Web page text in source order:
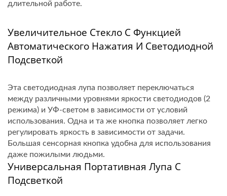
длительной работе.
Увеличительное Стекло С Функцией
Автоматического Нажатия И Светодиодной
Подсветкой
Эта светодиодная лупа позволяет переключаться
между различными уровнями яркости светодиодов (2
режима) и УФ-светом в зависимости от условий
использования. Одна и та же кнопка позволяет легко
регулировать яркость в зависимости от задачи.
Большая сенсорная кнопка удобна для использования
даже пожилыми людьми.
Универсальная Портативная Лупа С
Подсветкой